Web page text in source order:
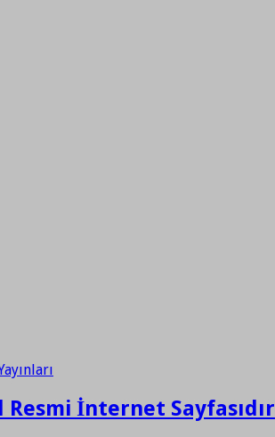
Resmi İnternet Sayfasıdır